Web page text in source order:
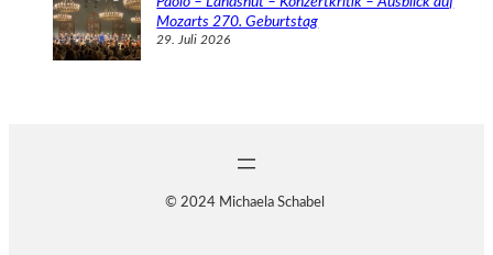
Mozarts 270. Geburtstag
29. Juli 2026
© 2024 Michaela Schabel